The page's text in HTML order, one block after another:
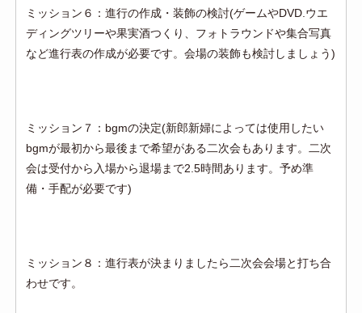
ミッション６：進行の作成・装飾の検討(ゲームやDVD.ウエ
ディングツリーや果実酒つくり、フォトラウンドや集合写真
など進行表の作成が必要です。会場の装飾も検討しましょう)
ミッション７：bgmの決定(新郎新婦によっては使用したい
bgmが最初から最後まで希望がある二次会もあります。二次
会は受付から入場から退場まで2.5時間あります。予め準
備・手配が必要です)
ミッション８：進行表が決まりましたら二次会会場と打ち合
わせです。